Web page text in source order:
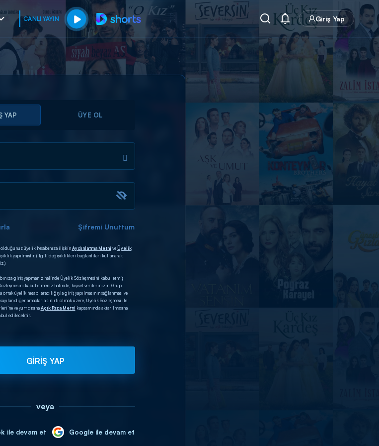
CANLI YAYIN Giriş Yap
YAP ÜYE OL
Şifremi Unuttum
üyelik hesabınıza ilişkinAydınlatma Metni veÜyelik
yapılmıştır. (İlgili değişiklikleri bağlantıları kullanarak
giriş yapmanız halinde Üyelik Sözleşmesini kabul etmiş
Sözleşmesini kabul etmeniz halinde; kişisel verilerinizin, Grup
üyelik hesabı aracılığıyla giriş yapılmasının sağlanması ve
diğer amaçlarla sınırlı olmak üzere, Üyelik Sözleşmesi ile
ve yurt dışınaAçık Rıza Metni kapsamında aktarılmasına
edilecektir.
GİRİŞ YAP
veya
ile devam et Google ile devam et